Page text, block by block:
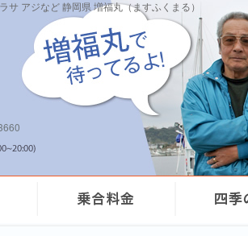
アジなど 静岡県 増福丸（ますふくまる）